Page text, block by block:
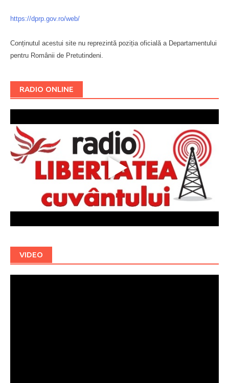
https://dprp.gov.ro/web/
Conținutul acestui site nu reprezintă poziția oficială a Departamentului
pentru Românii de Pretutindeni.
RADIO ONLINE
VIDEO